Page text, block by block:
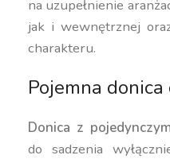
na uzupełnienie
jak i wewnętrznej
charakteru.
Pojemna
Donica z
do sadzenia